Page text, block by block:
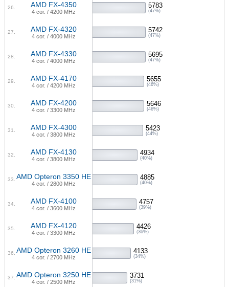
26. AMD FX-4350
4 cor. / 4200 MHz
5783
(47%)
27. AMD FX-4320
4 cor. / 4000 MHz
5742
(47%)
28. AMD FX-4330
4 cor. / 4000 MHz
5695
(47%)
29. AMD FX-4170
4 cor. / 4200 MHz
5655
(46%)
30. AMD FX-4200
4 cor. / 3300 MHz
5646
(46%)
31. AMD FX-4300
4 cor. / 3800 MHz
5423
(44%)
32. AMD FX-4130
4 cor. / 3800 MHz
4934
(40%)
33. AMD Opteron 3350 HE
4 cor. / 2800 MHz
4885
(40%)
34. AMD FX-4100
4 cor. / 3600 MHz
4757
(39%)
35. AMD FX-4120
4 cor. / 3300 MHz
4426
(36%)
36. AMD Opteron 3260 HE
4 cor. / 2700 MHz
4133
(34%)
37. AMD Opteron 3250 HE
4 cor. / 2500 MHz
3731
(31%)